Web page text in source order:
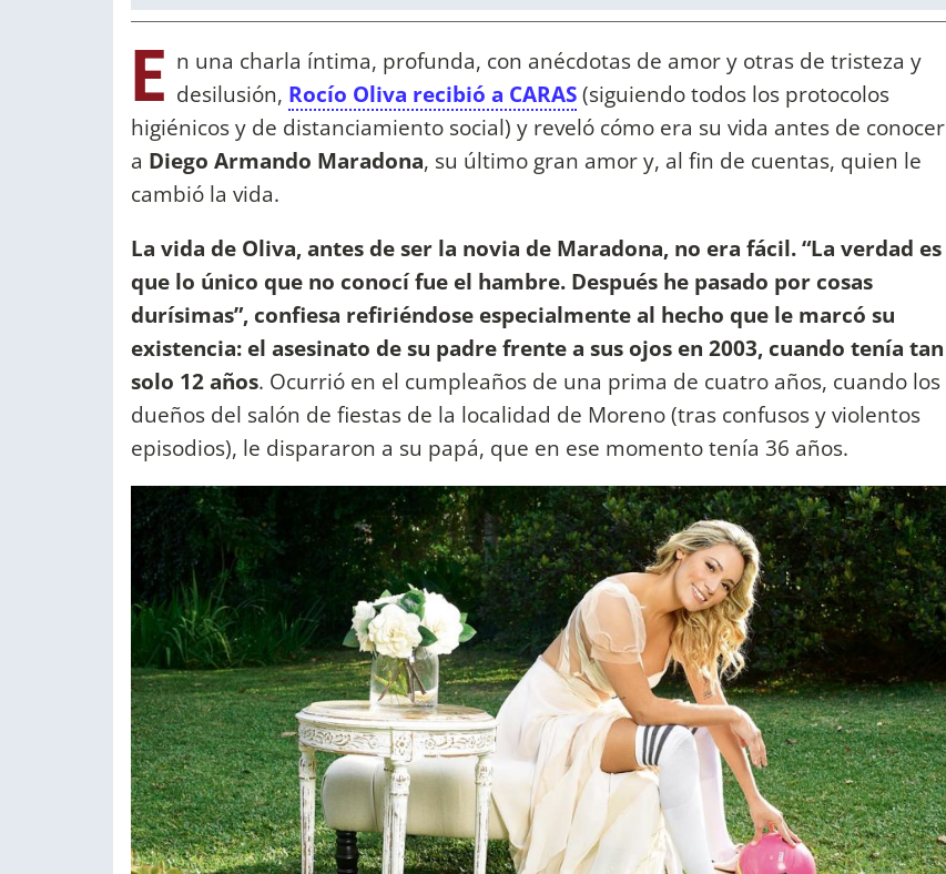
E n una charla íntima, profunda, con anécdotas de amor y otras de tristeza y
desilusión, Rocío Oliva recibió a CARAS(siguiendo todos los protocolos
higiénicos y de distanciamiento social) y reveló cómo era su vida antes de conocer
a Diego Armando Maradona, su último gran amor y, al fin de cuentas, quien le
cambió la vida.
La vida de Oliva, antes de ser la novia de Maradona, no era fácil. “La verdad es
que lo único que no conocí fue el hambre. Después he pasado por cosas
durísimas”, confiesa refiriéndose especialmente al hecho que le marcó su
existencia: el asesinato de su padre frente a sus ojos en 2003, cuando tenía tan
solo 12 años. Ocurrió en el cumpleaños de una prima de cuatro años, cuando los
dueños del salón de fiestas de la localidad de Moreno (tras confusos y violentos
episodios), le dispararon a su papá, que en ese momento tenía 36 años.